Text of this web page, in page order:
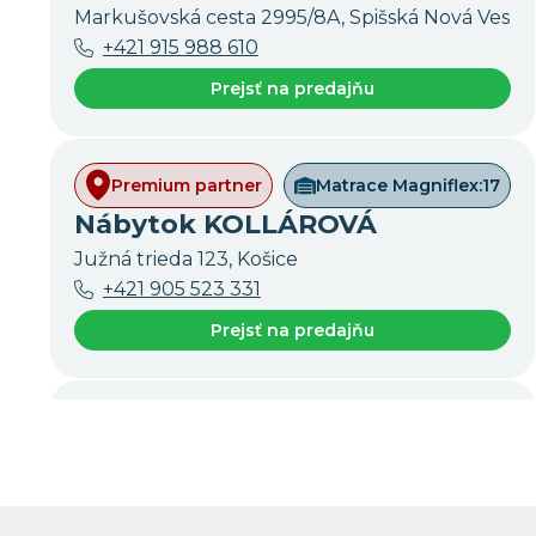
Markušovská cesta 2995/8A, Spišská Nová Ves
+421 915 988 610
Prejsť na predajňu
Premium partner Matrace Magniflex:17
Nábytok KOLLÁROVÁ
Južná trieda 123, Košice
+421 905 523 331
Prejsť na predajňu